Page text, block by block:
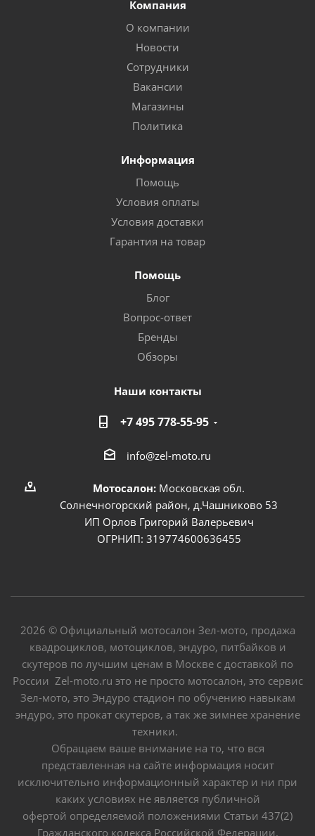
Компания
О компании
Новости
Сотрудники
Вакансии
Магазины
Политика
Информация
Помощь
Условия оплаты
Условия доставки
Гарантия на товар
Помощь
Блог
Вопрос-ответ
Бренды
Обзоры
Наши контакты
+7 495 778-55-95
info@zel-moto.ru
Мотосалон: Московская обл.
Солнечногорский район, д.Чашниково 53
ИП Орлов Григорий Валерьевич
ОГРНИП: 319774600636455
2026 © Официальный мотосалон Зел-мото, продажа
квадроциклов, мотоциклов, эндуро, питбайков и
скутеров по лучшим ценам в Москве с доставкой по
России Zel-moto.ru это не просто мотосалон, это сервис
Зел-мото, это Эндуро стадион по обучению навыкам
эндуро, это прокат скутеров, а так же зимнее хранение
техники.
Обращаем ваше внимание на то, что вся
представленная на сайте информация носит
исключительно информационный характер и ни при
каких условиях не является публичной
офертой определяемой положениями Статьи 437(2)
Гражданского кодекса Российской Федерации.